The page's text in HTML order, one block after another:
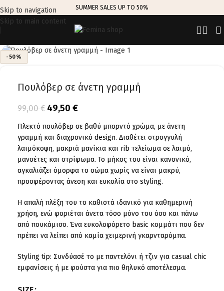
Skip to navigation
Skip to main content
SUMMER SALES UP TO 50%
-50%
Πουλόβερ σε άνετη γραμμή
99,00€ 49,50 €
Πλεκτό πουλόβερ σε βαθύ μπορντό χρώμα, με άνετη
γραμμή και διαχρονικό design. Διαθέτει στρογγυλή
λαιμόκοψη, μακριά μανίκια και rib τελείωμα σε λαιμό,
μανσέτες και στρίφωμα. Το μήκος του είναι κανονικό,
αγκαλιάζει όμορφα το σώμα χωρίς να είναι μακρύ,
προσφέροντας άνεση και ευκολία στο styling.
Η απαλή πλέξη του το καθιστά ιδανικό για καθημερινή
χρήση, ενώ φοριέται άνετα τόσο μόνο του όσο και πάνω
από πουκάμισο. Ένα ευκολοφόρετο basic κομμάτι που δεν
πρέπει να λείπει από καμία χειμερινή γκαρνταρόμπα.
Styling tip: Συνδύασέ το με παντελόνι ή τζιν για casual chic
εμφανίσεις ή με φούστα για πιο θηλυκό αποτέλεσμα.